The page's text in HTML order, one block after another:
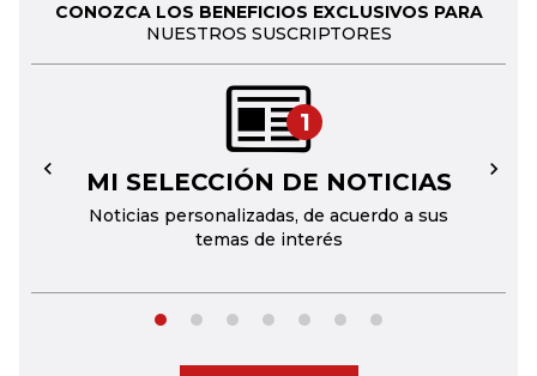
CONOZCA LOS BENEFICIOS EXCLUSIVOS PARA
NUESTROS SUSCRIPTORES
1
MI SELECCIÓN DE NOTICIAS
Noticias personalizadas, de acuerdo a sus
temas de interés
← →